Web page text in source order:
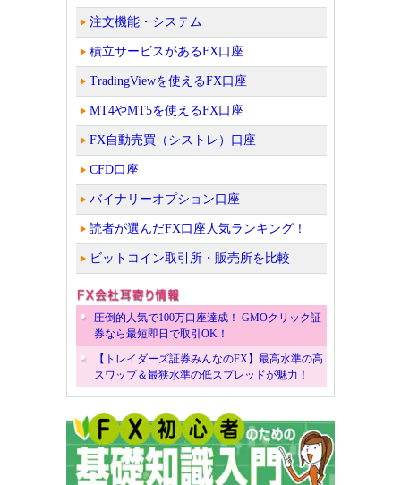
注文機能・システム
積立サービスがあるFX口座
TradingViewを使えるFX口座
MT4やMT5を使えるFX口座
FX自動売買（シストレ）口座
CFD口座
バイナリーオプション口座
読者が選んだFX口座人気ランキング！
ビットコイン取引所・販売所を比較
圧倒的人気で100万口座達成！ GMOクリック証
券なら最短即日で取引OK！
【トレイダーズ証券みんなのFX】最高水準の高
スワップ＆最狭水準の低スプレッドが魅力！